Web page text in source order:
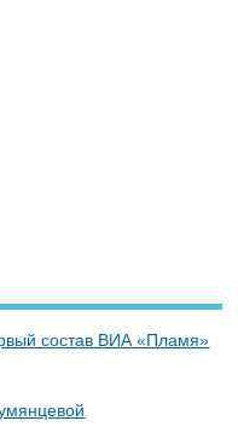
состав ВИА «Пламя»